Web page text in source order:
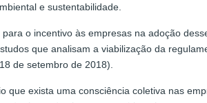
e sustentabilidade.
o incentivo às empresas na adoção
que analisam a viabilização da
de setembro de 2018).
que exista uma consciência coletiva nas